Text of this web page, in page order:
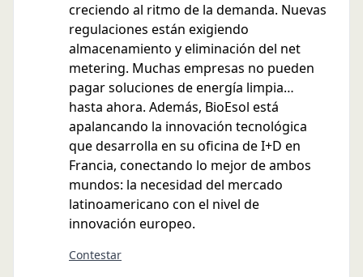
creciendo al ritmo de la demanda. Nuevas
regulaciones están exigiendo
almacenamiento y eliminación del net
metering. Muchas empresas no pueden
pagar soluciones de energía limpia…
hasta ahora. Además, BioEsol está
apalancando la innovación tecnológica
que desarrolla en su oficina de I+D en
Francia, conectando lo mejor de ambos
mundos: la necesidad del mercado
latinoamericano con el nivel de
innovación europeo.
Contestar